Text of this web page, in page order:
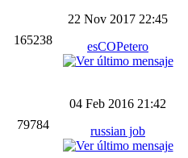
165238
22 Nov 2017 22:45
esCOPetero
79784
04 Feb 2016 21:42
russian job